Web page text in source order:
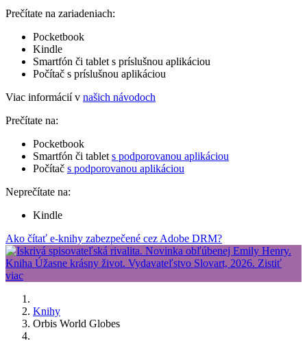
Prečítate na zariadeniach:
Pocketbook
Kindle
Smartfón či tablet s príslušnou aplikáciou
Počítač s príslušnou aplikáciou
Viac informácií v našich návodoch
Prečítate na:
Pocketbook
Smartfón či tablet s podporovanou aplikáciou
Počítač s podporovanou aplikáciou
Neprečítate na:
Kindle
Ako čítať e-knihy zabezpečené cez Adobe DRM?
Knihy
Orbis World Globes